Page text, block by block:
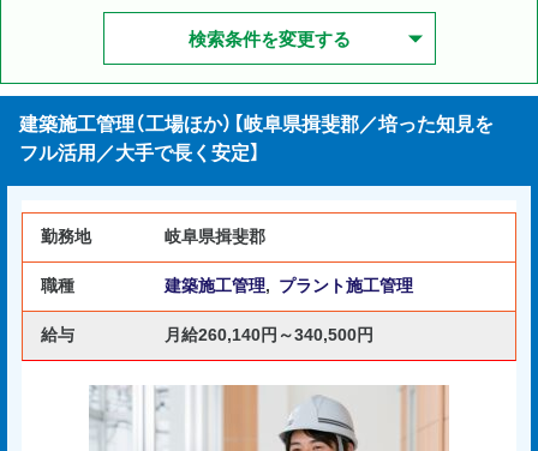
検索条件を変更する
建築施工管理（工場ほか）【岐阜県揖斐郡／培った知見を
フル活用／大手で長く安定】
勤務地 岐阜県揖斐郡
職種 建築施工管理, プラント施工管理
給与 月給260,140円～340,500円